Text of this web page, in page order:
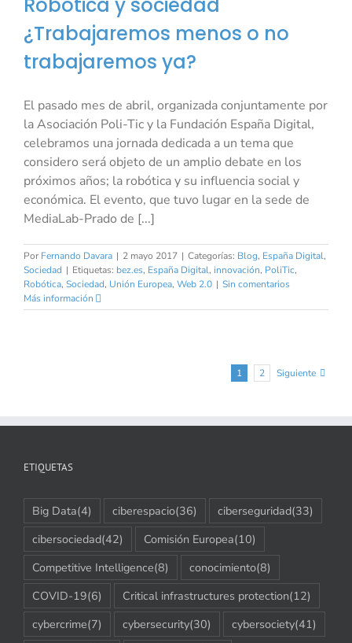
¿Trabajaremos menos o no
trabajaremos ya?
El pasado mes de abril, organizada conjuntamente por
la Asociación Poli-Tic y la Fundación España Digital,
celebramos una jornada dedicada a un tema que
considero será objeto de un amplio debate en los
próximos años; la robótica y su influencia social y
económica. El evento, que tuvo lugar en la sede de
MediaLab-Prado de [...]
Por Fernando Davara | 2 mayo 2017 | Categorías: Blog, España Digital,
Sociedad | Etiquetas: bez.es, España Digital, innovación, PoliTic,
Robótica, Sociedad, Unión Europea, Web 2.0 | Sin comentarios
Más información
1 2 Siguiente
ETIQUETAS
Big Data(4) ciberespacio(36) ciberseguridad(33)
cibersociedad(42) Comisión Europea(10)
Competitive Intelligence(8) conocimiento(8)
COVID-19(6) Critical infrastructures protection(12)
cybercrime(7) cybersecurity(30) cybersociety(41)